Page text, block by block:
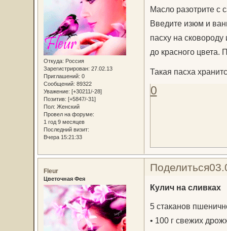
Откуда: Россия
Зарегистрирован: 27.02.13
Приглашений: 0
Сообщений: 89322
Уважение: [+30211/-28]
Позитив: [+5847/-31]
Пол: Женский
Провел на форуме:
1 год 9 месяцев
Последний визит:
Вчера 15:21:33
Масло разотрите с
Введите изюм и
пасху на сковороду
до красного цвета.
Такая пасха
0
Поделиться
Fleur
Цветочная Фея
Кулич на сливках
5 стаканов
• 100 г свежих